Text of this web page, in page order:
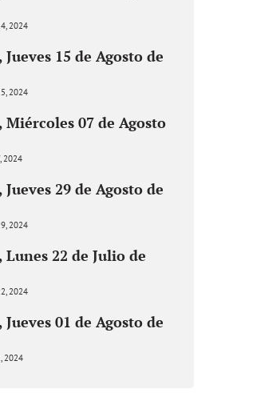
2024
15 de Agosto de
2024
Miércoles 07 de Agosto
2024
29 de Agosto de
2024
Lunes 22 de Julio de
2024
01 de Agosto de
2024